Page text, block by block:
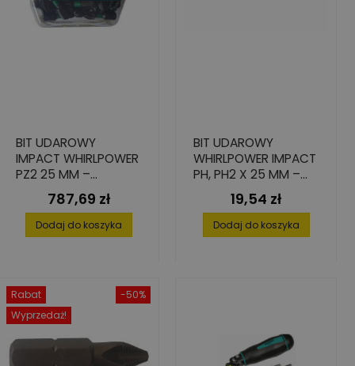
BIT UDAROWY
IMPACT WHIRLPOWER
PZ2 25 MM –
WYSOKA PRECYZJA,
200 SZT. SŁOIK
Cena
787,69 zł
Dodaj do koszyka
BIT UDAROWY
WHIRLPOWER IMPACT
PH, PH2 X 25 MM –
WYTRZYMAŁOŚĆ 7X
DŁUŻSZA, 4 SZT.
Cena
19,54 zł
Dodaj do koszyka
-50%
Rabat
Wyprzedaż!